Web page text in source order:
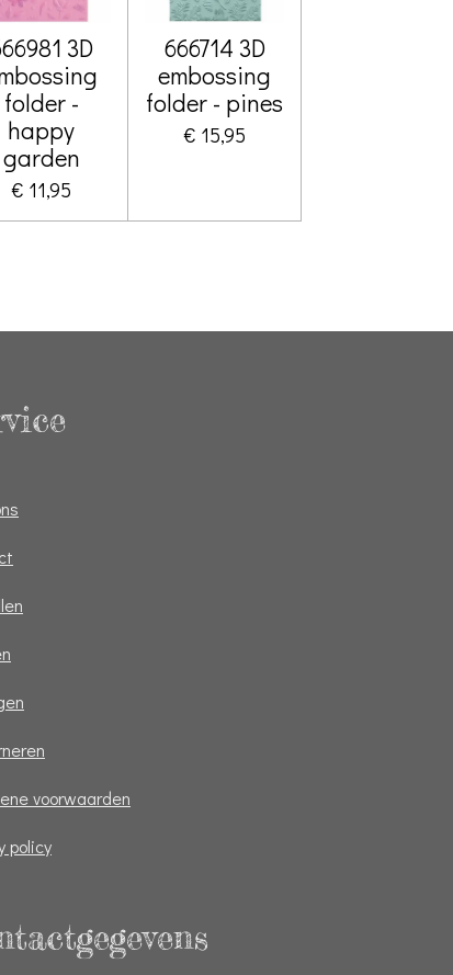
3D
folder -
happy
garden
€ 11,95
666714 3D
embossing
folder - pines
€ 15,95
voorwaarden
policy